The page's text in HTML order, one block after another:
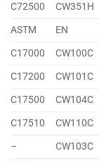
C72500
CW351H
ASTM
EN
C17000
CW100C
C17200
CW101C
C17500
CW104C
C17510
CW110C
–
CW103C